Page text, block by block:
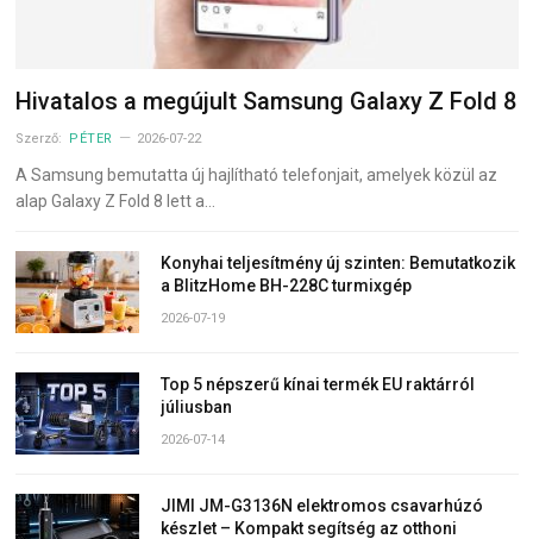
Hivatalos a megújult Samsung Galaxy Z Fold 8
Szerző: PÉTER 2026-07-22
A Samsung bemutatta új hajlítható telefonjait, amelyek közül az
alap Galaxy Z Fold 8 lett a…
Konyhai teljesítmény új szinten: Bemutatkozik
a BlitzHome BH-228C turmixgép
2026-07-19
Top 5 népszerű kínai termék EU raktárról
júliusban
2026-07-14
JIMI JM-G3136N elektromos csavarhúzó
készlet – Kompakt segítség az otthoni